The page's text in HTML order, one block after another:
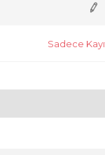
Sadece